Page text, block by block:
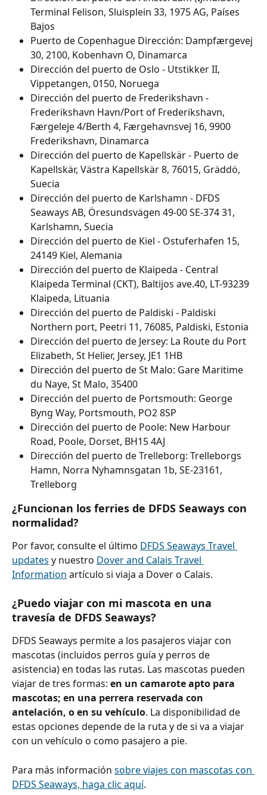
Terminal Felison, Sluisplein 33, 1975 AG, Países
Bajos
Puerto de Copenhague Dirección: Dampfærgevej
30, 2100, Kobenhavn O, Dinamarca
Dirección del puerto de Oslo - Utstikker II,
Vippetangen, 0150, Noruega
Dirección del puerto de Frederikshavn -
Frederikshavn Havn/Port of Frederikshavn,
Færgeleje 4/Berth 4, Færgehavnsvej 16, 9900
Frederikshavn, Dinamarca
Dirección del puerto de Kapellskär - Puerto de
Kapellskär, Västra Kapellskär 8, 76015, Gräddö,
Suecia
Dirección del puerto de Karlshamn - DFDS
Seaways AB, Öresundsvägen 49-00 SE-374 31,
Karlshamn, Suecia
Dirección del puerto de Kiel - Ostuferhafen 15,
24149 Kiel, Alemania
Dirección del puerto de Klaipeda - Central
Klaipeda Terminal (CKT), Baltijos ave.40, LT-93239
Klaipeda, Lituania
Dirección del puerto de Paldiski - Paldiski
Northern port, Peetri 11, 76085, Paldiski, Estonia
Dirección del puerto de Jersey: La Route du Port
Elizabeth, St Helier, Jersey, JE1 1HB
Dirección del puerto de St Malo: Gare Maritime
du Naye, St Malo, 35400
Dirección del puerto de Portsmouth: George
Byng Way, Portsmouth, PO2 8SP
Dirección del puerto de Poole: New Harbour
Road, Poole, Dorset, BH15 4AJ
Dirección del puerto de Trelleborg: Trelleborgs
Hamn, Norra Nyhamnsgatan 1b, SE-23161,
Trelleborg
¿Funcionan los ferries de DFDS Seaways con
normalidad?
Por favor, consulte el último DFDS Seaways Travel
updates y nuestro Dover and Calais Travel
Information artículo si viaja a Dover o Calais.
¿Puedo viajar con mi mascota en una
travesía de DFDS Seaways?
DFDS Seaways permite a los pasajeros viajar con
mascotas (incluidos perros guía y perros de
asistencia) en todas las rutas. Las mascotas pueden
viajar de tres formas: en un camarote apto para
mascotas; en una perrera reservada con
antelación, o en su vehículo. La disponibilidad de
estas opciones depende de la ruta y de si va a viajar
con un vehículo o como pasajero a pie.
Para más información sobre viajes con mascotas con
DFDS Seaways, haga clic aquí.